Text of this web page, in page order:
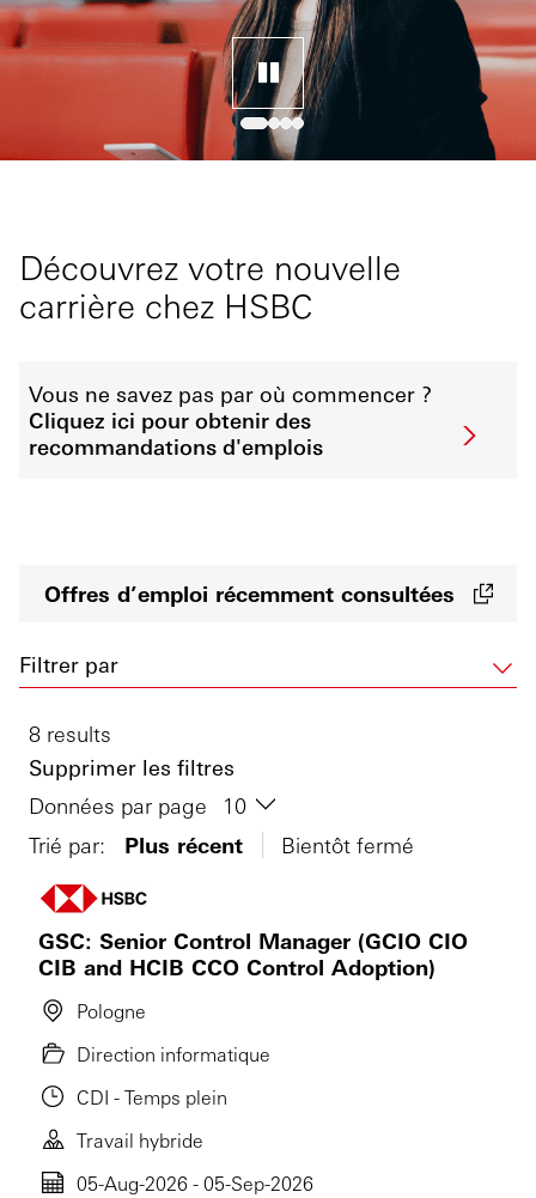
Découvrez votre nouvelle
carrière chez HSBC
Vous ne savez pas par où commencer ?
Cliquez ici pour obtenir des
recommandations d'emplois
Offres d’emploi récemment consultées
Filtrer par
8 results
Supprimer les filtres
Données par page
Trié par:
Plus récent Bientôt fermé
GSC: Senior Control Manager (GCIO CIO
CIB and HCIB CCO Control Adoption)
Pologne
Direction informatique
CDI - Temps plein
Travail hybride
05-Aug-2026 - 05-Sep-2026